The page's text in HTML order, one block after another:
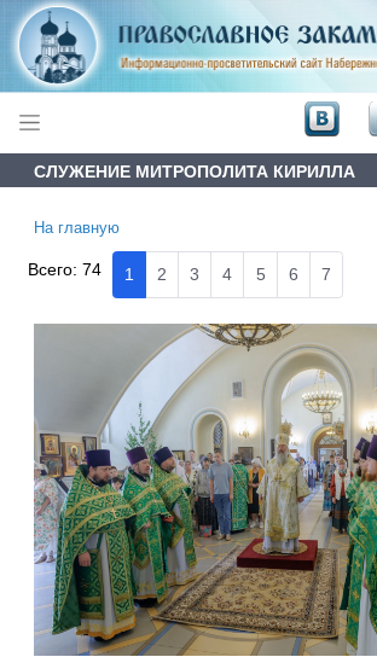
СЛУЖЕНИЕ МИТРОПОЛИТА КИРИЛЛА
На главную
Всего:74 1 2 3 4 5 6 7